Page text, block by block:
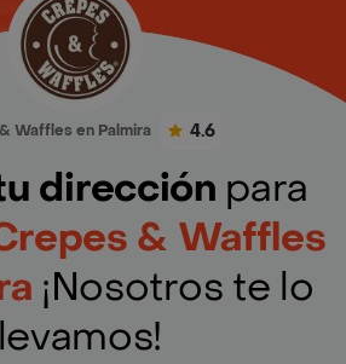
Waffles en Palmira 4.6
dirección para
& Waffles
¡Nosotros te lo